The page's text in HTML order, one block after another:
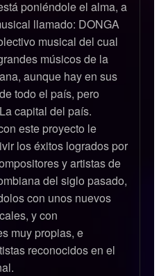
poniéndole el alma, a
llamado: DONGA
musical del cual
músicos de la
aunque hay en sus
todo el país, pero
capital del país.
este proyecto le
los éxitos logrados por
y artistas de
del siglo pasado,
con unos nuevos
y con
muy propias, e
reconocidos en el